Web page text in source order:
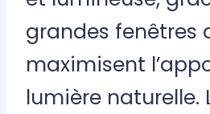
grandes fenêtres
maximisent
lumière naturelle.